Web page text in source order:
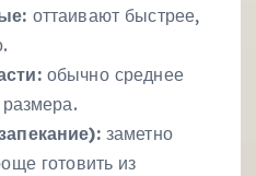
оттаивают быстрее,
обычно среднее
заметно
готовить из